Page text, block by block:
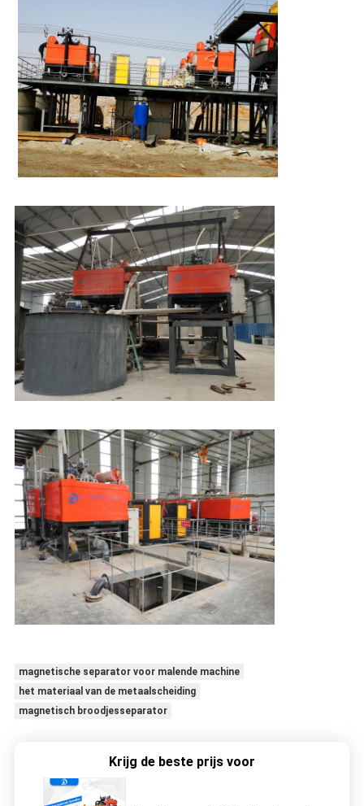
magnetische separator voor malende machine
het materiaal van de metaalscheiding
magnetisch broodjesseparator
Krijg de beste prijs voor